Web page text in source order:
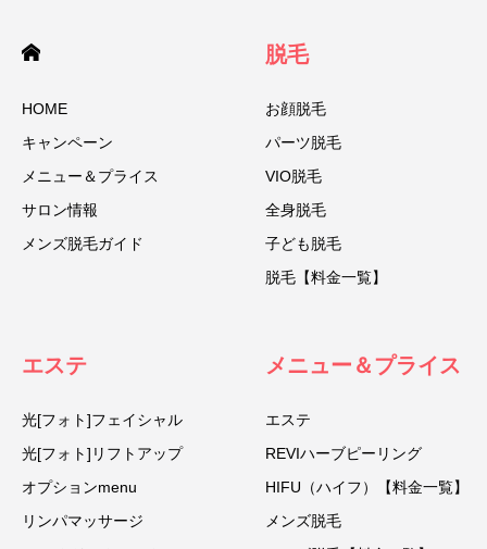
HOME
キャンペーン
メニュー＆プライス
サロン情報
メンズ脱毛ガイド
脱毛
お顔脱毛
パーツ脱毛
VIO脱毛
全身脱毛
子ども脱毛
脱毛【料金一覧】
エステ
光[フォト]フェイシャル
光[フォト]リフトアップ
オプションmenu
リンパマッサージ
メニュー＆プライス
エステ
REVIハーブピーリング
HIFU（ハイフ）【料金一覧】
メンズ脱毛